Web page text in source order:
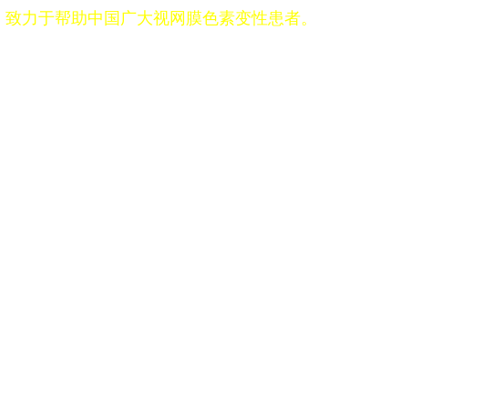
力于帮助中国广大视网膜色素变性患者。